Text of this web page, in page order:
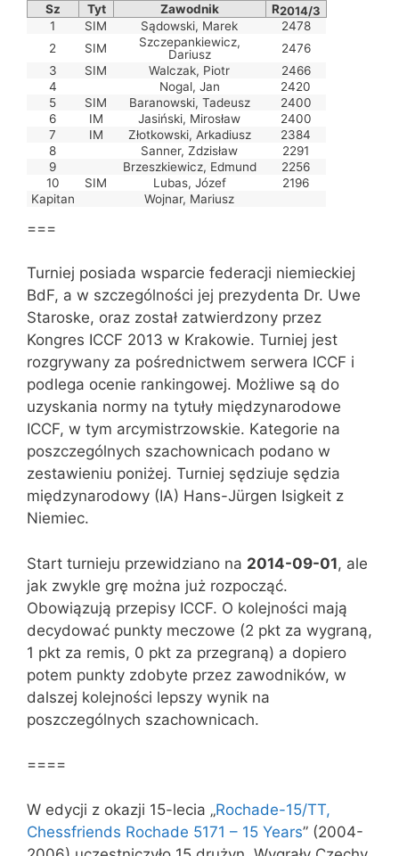
Sz Tyt Zawodnik R2014/3
1
SIM Sądowski, Marek
2478
2
SIM
Szczepankiewicz,
Dariusz
2476
3
SIM Walczak, Piotr
2466
4
Nogal, Jan
2420
5
SIM Baranowski, Tadeusz
2400
6
IM Jasiński, Mirosław
2400
7
IM Złotkowski, Arkadiusz
2384
8
Sanner, Zdzisław
2291
9
Brzeszkiewicz, Edmund
2256
10
SIM Lubas, Józef
2196
Kapitan
Wojnar, Mariusz
===
Turniej posiada wsparcie federacji niemieckiej
BdF, a w szczególności jej prezydenta Dr. Uwe
Staroske, oraz został zatwierdzony przez
Kongres ICCF 2013 w Krakowie. Turniej jest
rozgrywany za pośrednictwem serwera ICCF i
podlega ocenie rankingowej. Możliwe są do
uzyskania normy na tytuły międzynarodowe
ICCF, w tym arcymistrzowskie. Kategorie na
poszczególnych szachownicach podano w
zestawieniu poniżej. Turniej sędziuje sędzia
międzynarodowy (IA) Hans-Jürgen Isigkeit z
Niemiec.
Start turnieju przewidziano na 2014-09-01, ale
jak zwykle grę można już rozpocząć.
Obowiązują przepisy ICCF. O kolejności mają
decydować punkty meczowe (2 pkt za wygraną,
1 pkt za remis, 0 pkt za przegraną) a dopiero
potem punkty zdobyte przez zawodników, w
dalszej kolejności lepszy wynik na
poszczególnych szachownicach.
====
W edycji z okazji 15-lecia „Rochade-15/TT,
Chessfriends Rochade 5171 – 15 Years” (2004-